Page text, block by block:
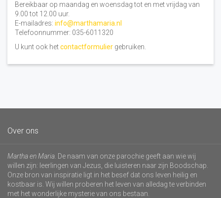
Bereikbaar op maandag en woensdag tot en met vrijdag van
9.00 tot 12.00 uur.
E-mailadres: info@marthamaria.nl
Telefoonnummer: 035-6011320
U kunt ook hetcontactformulier gebruiken.
Over ons
Martha en Maria . De naam van onze parochie geeft aan wie wij
willen zijn: leerlingen van Jezus, die luisteren naar zijn Boodschap.
Onze bron van inspiratie ligt in het besef dat ons leven heilig en
kostbaar is. Wij willen proberen het leven van alledag te verbinden
met het wonderlijke mysterie van ons bestaan.